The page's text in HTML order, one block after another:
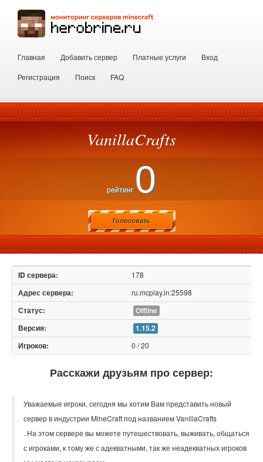
Главная Добавить сервер Платные услуги
Вход
Регистрация
Поиск FAQ
VanillaCrafts
рейтинг 0
Голосовать
178
ru.mcplay.in:25598
Offline
1.15.2
0 / 20
Расскажи друзьям про сервер:
Уважаемые игроки, сегодня мы хотим Вам представить новый
сервер в индустрии MineCraft под названием VanillaCrafts
. На этом сервере вы можете путешествовать, выживать, общаться
с игроками, к тому же с адекватными, так же неадекватных игроков